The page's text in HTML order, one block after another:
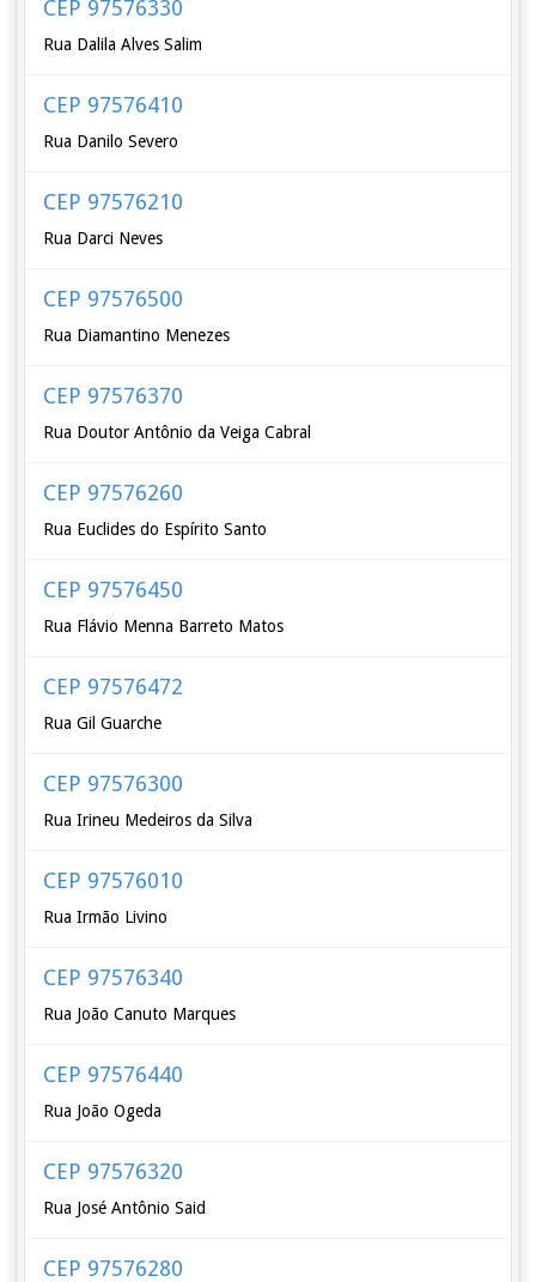
CEP 97576330
Rua Dalila Alves Salim
CEP 97576410
Rua Danilo Severo
CEP 97576210
Rua Darci Neves
CEP 97576500
Rua Diamantino Menezes
CEP 97576370
Rua Doutor Antônio da Veiga Cabral
CEP 97576260
Rua Euclides do Espírito Santo
CEP 97576450
Rua Flávio Menna Barreto Matos
CEP 97576472
Rua Gil Guarche
CEP 97576300
Rua Irineu Medeiros da Silva
CEP 97576010
Rua Irmão Livino
CEP 97576340
Rua João Canuto Marques
CEP 97576440
Rua João Ogeda
CEP 97576320
Rua José Antônio Said
CEP 97576280